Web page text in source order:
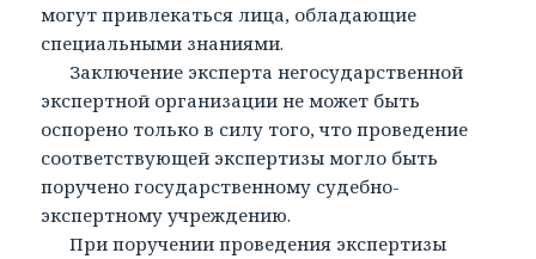
могут привлекаться лица, обладающие
специальными знаниями.
Заключение эксперта негосударственной
экспертной организации не может быть
оспорено только в силу того, что проведение
соответствующей экспертизы могло быть
поручено государственному судебно-
экспертному учреждению.
При поручении проведения экспертизы